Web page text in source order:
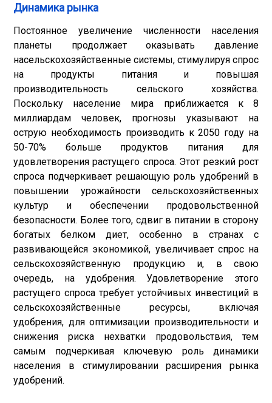
Динамика рынка
Постоянное увеличение численности населения
планеты продолжает оказывать давление
насельскохозяйственные системы, стимулируя спрос
на продукты питания и повышая
производительность сельского хозяйства.
Поскольку население мира приближается к 8
миллиардам человек, прогнозы указывают на
острую необходимость производить к 2050 году на
50-70% больше продуктов питания для
удовлетворения растущего спроса. Этот резкий рост
спроса подчеркивает решающую роль удобрений в
повышении урожайности сельскохозяйственных
культур и обеспечении продовольственной
безопасности. Более того, сдвиг в питании в сторону
богатых белком диет, особенно в странах с
развивающейся экономикой, увеличивает спрос на
сельскохозяйственную продукцию и, в свою
очередь, на удобрения. Удовлетворение этого
растущего спроса требует устойчивых инвестиций в
сельскохозяйственные ресурсы, включая
удобрения, для оптимизации производительности и
снижения риска нехватки продовольствия, тем
самым подчеркивая ключевую роль динамики
населения в стимулировании расширения рынка
удобрений.